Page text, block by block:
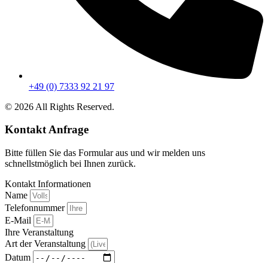
+49 (0) 7333 92 21 97
© 2026 All Rights Reserved.
Kontakt Anfrage
Bitte füllen Sie das Formular aus und wir melden uns
schnellstmöglich bei Ihnen zurück.
Kontakt Informationen
Name
Telefonnummer
E-Mail
Ihre Veranstaltung
Art der Veranstaltung
Datum